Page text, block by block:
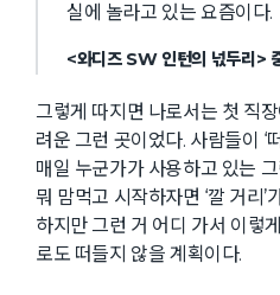
실에 놀라고 있는 요즘이다.
<와디즈 SW 인턴의 넋두리>
그렇게 따지면 나로서는 첫 직
려운 그런 곳이었다. 사람들이 ‘
매일 누군가가 사용하고 있는
뭐 맘먹고 시작하자면 ‘깔 거리’
하지만 그런 거 어디 가서 이렇
로도 떠들지 않을 계획이다.